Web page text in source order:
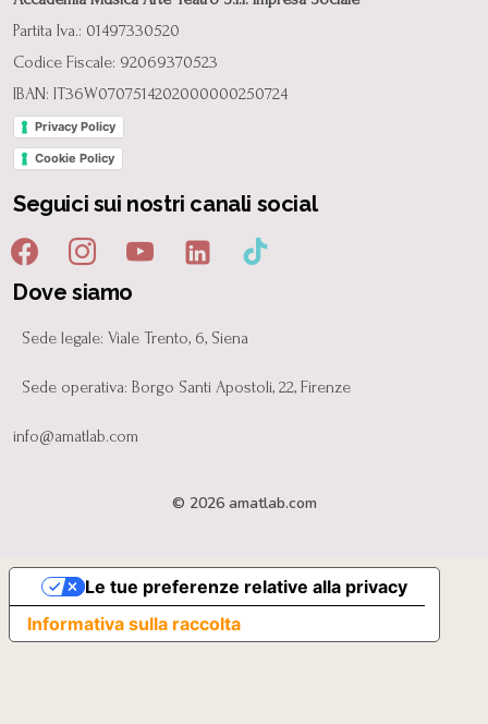
Partita Iva.: 01497330520
Codice Fiscale: 92069370523
IBAN: IT36W0707514202000000250724
Privacy Policy
Cookie Policy
Seguici sui nostri canali social
Dove siamo
Sede legale: Viale Trento, 6, Siena
Sede operativa: Borgo Santi Apostoli, 22, Firenze
info@amatlab.com
© 2026 amatlab.com
Informativa sulla raccolta
Le tue preferenze relative alla privacy